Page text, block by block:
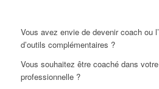
Vous avez envie de devenir coach ou
d’outils complémentaires ?
Vous souhaitez être coaché dans
professionnelle ?